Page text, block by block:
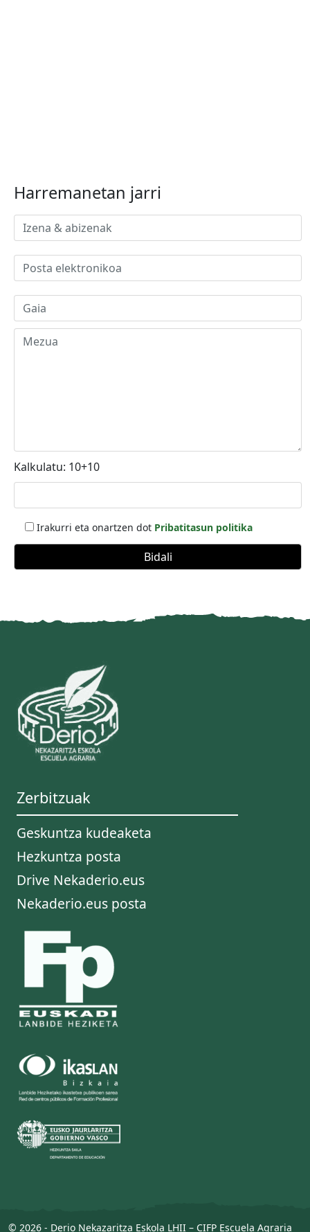
Harremanetan jarri
Kalkulatu: 10+10
Irakurri eta onartzen dot Pribatitasun politika
Zerbitzuak
Geskuntza kudeaketa
Hezkuntza posta
Drive Nekaderio.eus
Nekaderio.eus posta
© 2026 - Derio Nekazaritza Eskola LHII – CIFP Escuela Agraria